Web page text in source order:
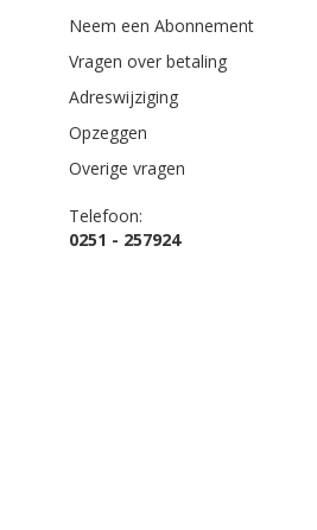
Neem een Abonnement
Vragen over betaling
Adreswijziging
Opzeggen
Overige vragen
Telefoon:
0251 - 257924